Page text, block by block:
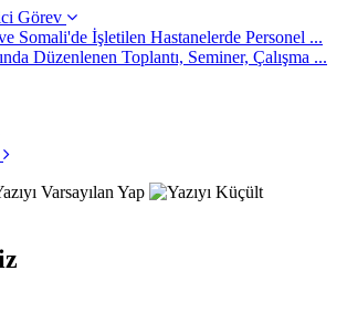
Görev
Somali'de İşletilen Hastanelerde Personel ...
Düzenlenen Toplantı, Seminer, Çalışma ...